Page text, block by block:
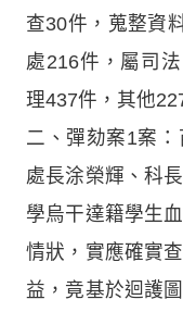
查30件，蒐整資
處216件，屬司
理437件，其他
二、彈劾案1案
處長涂榮輝、科
學烏干達籍學生
情狀，實應確實
益，竟基於迴護